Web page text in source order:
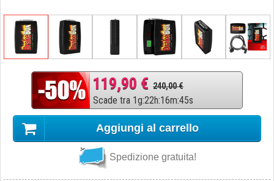
119,90 € 240,00 €
Scade tra 1g:22h:16m:44s
Aggiungi al carrello
Spedizione gratuita!